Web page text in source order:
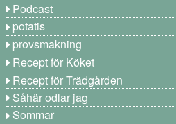
Podcast
potatis
provsmakning
Recept för Köket
Recept för Trädgården
Såhär odlar jag
Sommar